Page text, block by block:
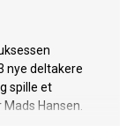
nye deltakere
spille et
Hansen.